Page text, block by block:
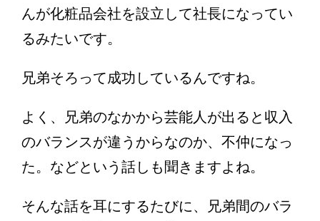
んが化粧品会社を設立して社長になってい
るみたいです。
兄弟そろって成功しているんですね。
よく、兄弟のなかから芸能人が出ると収入
のバランスが違うからなのか、不仲になっ
た。などという話しも聞きますよね。
そんな話を耳にするたびに、兄弟間のバラ